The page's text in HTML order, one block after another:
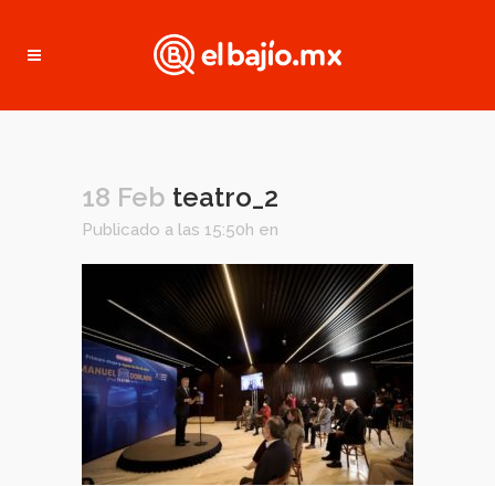
18 Feb teatro_2
Publicado a las 15:50h en